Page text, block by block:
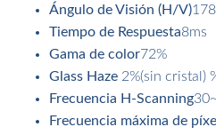
Ángulo de Visión (H/V)
Tiempo de Respuesta8ms
Gama de color72%
Glass Haze 2%(sin cristal)
Frecuencia H-Scanning
Frecuencia máxima de píxel